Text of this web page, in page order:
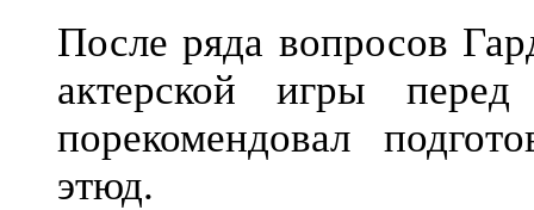
После ряда вопросов
актерской игры
порекомендовал
этюд.